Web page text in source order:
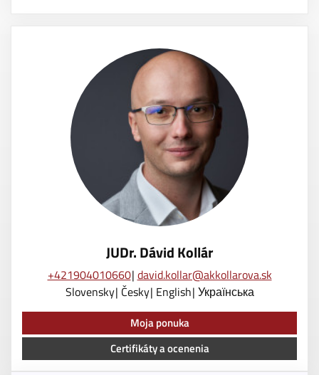
JUDr. Dávid Kollár
+421904010660 david.kollar@akkollarova.sk
Slovensky Česky English Українська
Moja ponuka
Certifikáty a ocenenia